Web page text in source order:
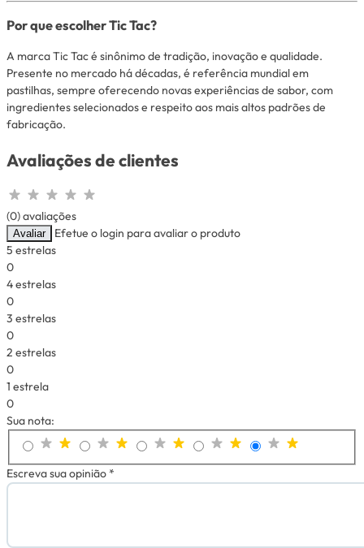
Por que escolher Tic Tac?
A marca Tic Tac é sinônimo de tradição, inovação e qualidade.
Presente no mercado há décadas, é referência mundial em
pastilhas, sempre oferecendo novas experiências de sabor, com
ingredientes selecionados e respeito aos mais altos padrões de
fabricação.
Avaliações de clientes
(0) avaliações
Avaliar
Efetue o login para avaliar o produto
5 estrelas
0
4 estrelas
0
3 estrelas
0
2 estrelas
0
1 estrela
0
Sua nota:
Escreva sua opinião *